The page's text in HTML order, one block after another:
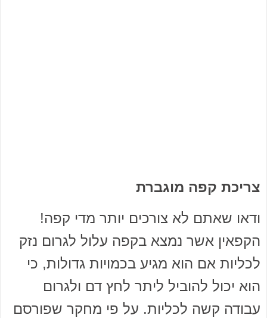
צריכת קפה מוגברת
ודאו שאתם לא צורכים יותר מדי קפה!
הקפאין אשר נמצא בקפה עלול לגרום נזק
לכליות אם הוא מגיע בכמויות גדולות, כי
הוא יכול להוביל ליתר לחץ דם ולגרום
עבודה קשה לכליות. על פי מחקר שפורסם